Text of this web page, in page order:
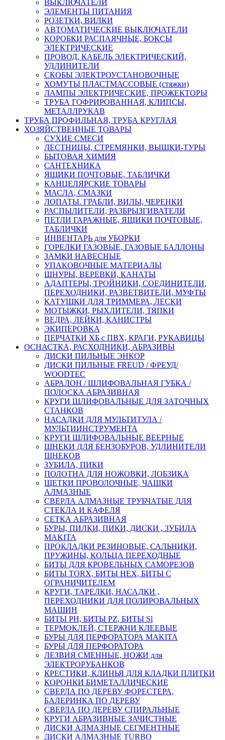
ВЫКЛЮЧАТЕЛИ
ЭЛЕМЕНТЫ ПИТАНИЯ
РОЗЕТКИ, ВИЛКИ
АВТОМАТИЧЕСКИЕ ВЫКЛЮЧАТЕЛИ
КОРОБКИ РАСПАЯЧНЫЕ, БОКСЫ
ЭЛЕКТРИЧЕСКИЕ
ПРОВОД, КАБЕЛЬ ЭЛЕКТРИЧЕСКИЙ,
УДЛИНИТЕЛИ
СКОБЫ ЭЛЕКТРОУСТАНОВОЧНЫЕ
ХОМУТЫ ПЛАСТМАССОВЫЕ (стяжки)
ЛАМПЫ ЭЛЕКТРИЧЕСКИЕ, ПРОЖЕКТОРЫ
ТРУБА ГОФРИРОВАННАЯ, КЛИПСЫ,
МЕТАЛЛРУКАВ
ТРУБА ПРОФИЛЬНАЯ, ТРУБА КРУГЛАЯ
ХОЗЯЙСТВЕННЫЕ ТОВАРЫ
СУХИЕ СМЕСИ
ЛЕСТНИЦЫ, СТРЕМЯНКИ, ВЫШКИ-ТУРЫ
БЫТОВАЯ ХИМИЯ
САНТЕХНИКА
ЯЩИКИ ПОЧТОВЫЕ, ТАБЛИЧКИ
КАНЦЕЛЯРСКИЕ ТОВАРЫ
МАСЛА, СМАЗКИ
ЛОПАТЫ. ГРАБЛИ, ВИЛЫ, ЧЕРЕНКИ
РАСПЫЛИТЕЛИ, РАЗБРЫЗГИВАТЕЛИ
ПЕТЛИ ГАРАЖНЫЕ, ЯЩИКИ ПОЧТОВЫЕ,
ТАБЛИЧКИ
ИНВЕНТАРЬ для УБОРКИ
ГОРЕЛКИ ГАЗОВЫЕ, ГАЗОВЫЕ БАЛЛОНЫ
ЗАМКИ НАВЕСНЫЕ
УПАКОВОЧНЫЕ МАТЕРИАЛЫ
ШНУРЫ, ВЕРЕВКИ, КАНАТЫ
АДАПТЕРЫ, ТРОЙНИКИ, СОЕДИНИТЕЛИ,
ПЕРЕХОДНИКИ, РАЗВЕТВИТЕЛИ, МУФТЫ
КАТУШКИ ДЛЯ ТРИММЕРА, ЛЕСКИ
МОТЫЖКИ, РЫХЛИТЕЛИ, ТЯПКИ
ВЕДРА, ЛЕЙКИ, КАНИСТРЫ
ЭКИПЕРОВКА
ПЕРЧАТКИ ХБ с ПВХ, КРАГИ, РУКАВИЦЫ
ОСНАСТКА, РАСХОДНИКИ, АБРАЗИВЫ
ДИСКИ ПИЛЬНЫЕ ЭНКОР
ДИСКИ ПИЛЬНЫЕ FREUD / ФРЕУД/
WOODTEC
АБРАЛОН / ШЛИФОВАЛЬНАЯ ГУБКА /
ПОЛОСКА АБРАЗИВНАЯ
КРУГИ ШЛИФОВАЛЬНЫЕ ДЛЯ ЗАТОЧНЫХ
СТАНКОВ
НАСАДКИ ДЛЯ МУЛЬТИТУЛА /
МУЛЬТИИНСТРУМЕНТА
КРУГИ ШЛИФОВАЛЬНЫЕ ВЕЕРНЫЕ
ШНЕКИ ДЛЯ БЕНЗОБУРОВ, УДЛИНИТЕЛИ
ШНЕКОВ
ЗУБИЛА, ПИКИ
ПОЛОТНА ДЛЯ НОЖОВКИ, ЛОБЗИКА
ЩЕТКИ ПРОВОЛОЧНЫЕ, ЧАШКИ
АЛМАЗНЫЕ
СВЕРЛА АЛМАЗНЫЕ ТРУБЧАТЫЕ ДЛЯ
СТЕКЛА И КАФЕЛЯ
СЕТКА АБРАЗИВНАЯ
БУРЫ, ПИЛКИ, ПИКИ, ДИСКИ , ЗУБИЛА
MAKITA
ПРОКЛАДКИ РЕЗИНОВЫЕ, САЛЬНИКИ,
ПРУЖИНЫ, КОЛЬЦА ПЕРЕХОДНЫЕ
БИТЫ ДЛЯ КРОВЕЛЬНЫХ САМОРЕЗОВ
БИТЫ TORX, БИТЫ НЕХ, БИТЫ С
ОГРАНИЧИТЕЛЕМ
КРУГИ, ТАРЕЛКИ, НАСАДКИ ,
ПЕРЕХОДНИКИ ДЛЯ ПОЛИРОВАЛЬНЫХ
МАШИН
БИТЫ PH, БИТЫ PZ, БИТЫ Sl
ТЕРМОКЛЕЙ, СТЕРЖНИ КЛЕЕВЫЕ
БУРЫ ДЛЯ ПЕРФОРАТОРА MAKITA
БУРЫ ДЛЯ ПЕРФОРАТОРА
ЛЕЗВИЯ СМЕННЫЕ, НОЖИ для
ЭЛЕКТРОРУБАНКОВ
КРЕСТИКИ, КЛИНЬЯ ДЛЯ КЛАДКИ ПЛИТКИ
КОРОНКИ БИМЕТАЛЛИЧЕСКИЕ
СВЕРЛА ПО ДЕРЕВУ ФОРЕСТЕРА,
БАЛЕРИНКА ПО ДЕРЕВУ
СВЕРЛА ПО ДЕРЕВУ СПИРАЛЬНЫЕ
КРУГИ АБРАЗИВНЫЕ ЗАЧИСТНЫЕ
ДИСКИ АЛМАЗНЫЕ СЕГМЕНТНЫЕ
ДИСКИ АЛМАЗНЫЕ TURBO